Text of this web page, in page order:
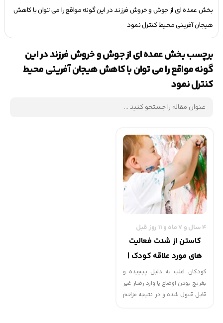
بخش عمده ای از جوش و خروش فرزند در این گونه مواقع را می توان با کاهش
هیجان آفرینی محيط کنترل نمود
برچسب بخش عمده ای از جوش و خروش فرزند در این
گونه مواقع را می توان با کاهش هیجان آفرینی محيط
کنترل نمود
4 سال و 7 ماه و 11 روز قبل
کاستن از شدت فعالیت
های مورد علاقه کودک |
گهوارک
کودکان اغلب به دلیل پیچیده و
بغرنج بودن اوضاع یا وارد رفتار غیر
قابل قبول شده و در نتیجه مزاحم